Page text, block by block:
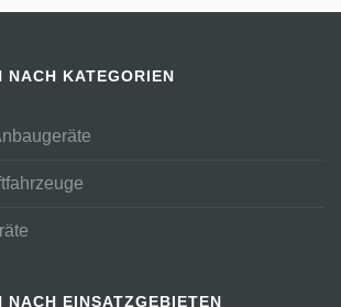
NACH KATEGORIEN
NACH EINSATZGEBIETEN